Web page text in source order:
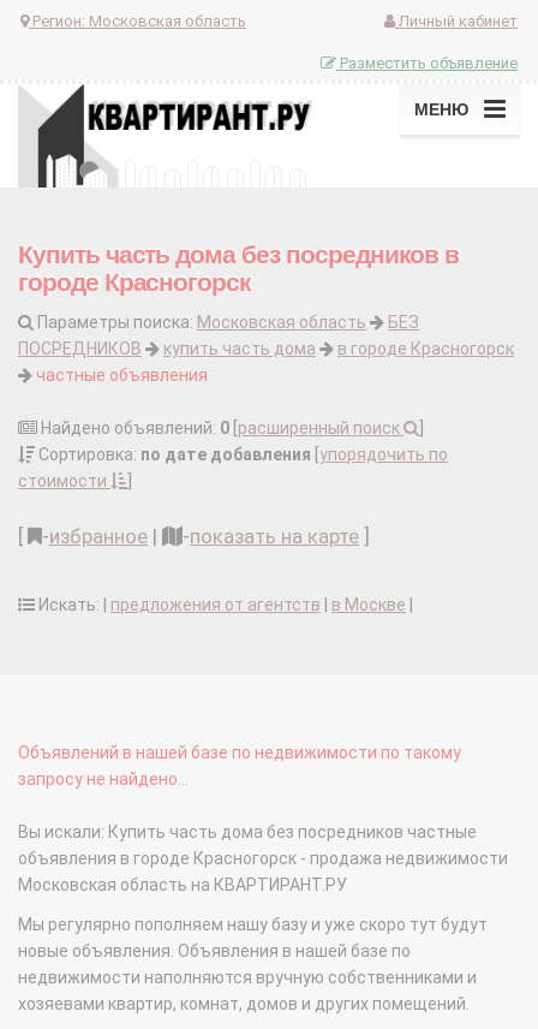
Регион: Московская область Личный кабинет
Разместить объявление
МЕНЮ
Купить часть дома без посредников в
городе Красногорск
Параметры поиска: Московская область
БЕЗ
ПОСРЕДНИКОВ
купить часть дома
в городе Красногорск
частные объявления
Найдено объявлений: 0 расширенный поиск
Сортировка: по дате добавления упорядочить по
стоимости
-избранное | -показать на карте
Искать: | предложения от агентств в Москве
Объявлений в нашей базе по недвижимости по такому
запросу не найдено...
Вы искали: Купить часть дома без посредников частные
объявления в городе Красногорск - продажа недвижимости
Московская область на КВАРТИРАНТ.РУ
Мы регулярно пополняем нашу базу и уже скоро тут будут
новые объявления. Объявления в нашей базе по
недвижимости наполняются вручную собственниками и
хозяевами квартир, комнат, домов и других помещений.